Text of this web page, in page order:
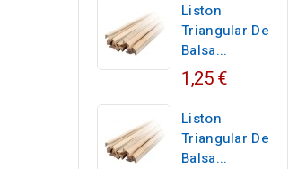
Liston
Triangular De
Balsa...
1,25 €
Liston
Triangular De
Balsa...